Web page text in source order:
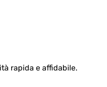
rapida e affidabile.